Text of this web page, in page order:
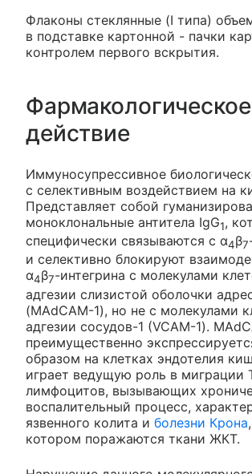
Флаконы стеклянные (I типа)
в подставке картонной - пачки
контролем первого вскрытия.
Фармакологическое
действие
Иммуносупрессивное
с селективным воздействием на
Представляет собой
моноклональные антитела IgG1,
специфически связываются с α4β7
и селективно блокируют
α4β7-интегрина с молекулами
адгезии слизистой оболочки
(MAdCAM-1), но не с молекулами
адгезии сосудов-1 (VCAM-1).
преимущественно
образом на клетках эндотелия
играет ведущую роль в миграции
лимфоцитов, вызывающих
воспалительный процесс,
язвенного колита и болезни Крона
котором поражаются ткани ЖКТ.